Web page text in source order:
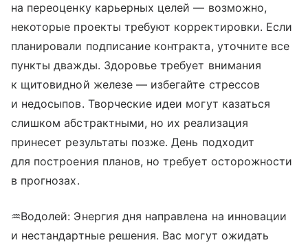
на переоценку карьерных целей — возможно,
некоторые проекты требуют корректировки. Если
планировали подписание контракта, уточните все
пункты дважды. Здоровье требует внимания
к щитовидной железе — избегайте стрессов
и недосыпов. Творческие идеи могут казаться
слишком абстрактными, но их реализация
принесет результаты позже. День подходит
для построения планов, но требует осторожности
в прогнозах.
♒Водолей: Энергия дня направлена на инновации
и нестандартные решения. Вас могут ожидать